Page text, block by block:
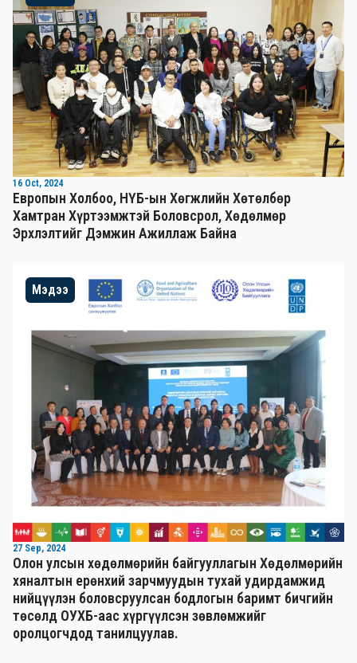
16 Oct, 2024
Европын Холбоо, НҮБ-ын Хөгжлийн Хөтөлбөр
Хамтран Хүртээмжтэй Боловсрол, Хөдөлмөр
Эрхлэлтийг Дэмжин Ажиллаж Байна
Мэдээ
27 Sep, 2024
Олон улсын хөдөлмөрийн байгууллагын Хөдөлмөрийн
хяналтын ерөнхий зарчмуудын тухай удирдамжид
нийцүүлэн боловсруулсан бодлогын баримт бичгийн
төсөлд ОУХБ-аас хүргүүлсэн зөвлөмжийг
оролцогчдод танилцуулав.